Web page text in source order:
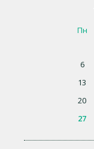
Пн
6
13
20
27